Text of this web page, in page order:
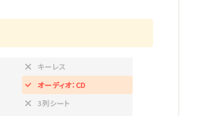
キーレス
オーディオ：CD
3列シート